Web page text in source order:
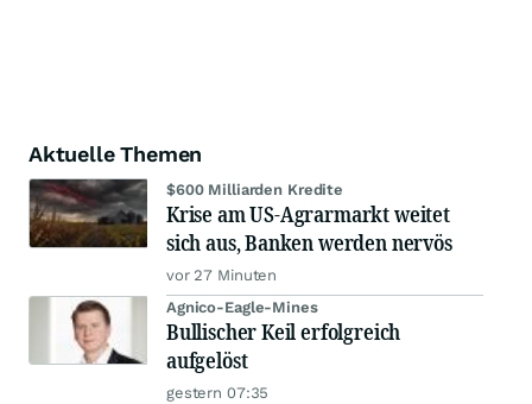
Aktuelle Themen
$600 Milliarden Kredite
Krise am US-Agrarmarkt weitet
sich aus, Banken werden nervös
vor 27 Minuten
Agnico-Eagle-Mines
Bullischer Keil erfolgreich
aufgelöst
gestern 07:35